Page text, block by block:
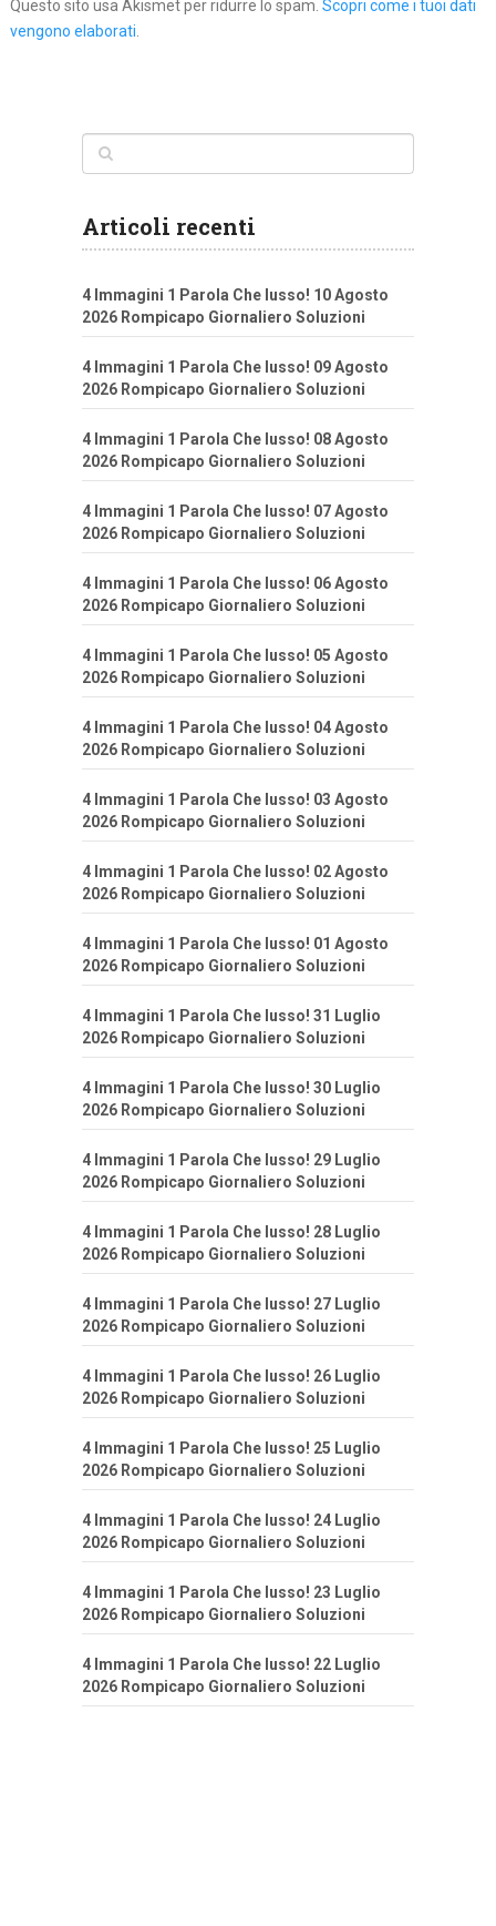
Questo sito usa Akismet per ridurre lo spam. Scopri come i tuoi dati
vengono elaborati
Articoli recenti
4 Immagini 1 Parola Che lusso! 10 Agosto
2026 Rompicapo Giornaliero Soluzioni
4 Immagini 1 Parola Che lusso! 09 Agosto
2026 Rompicapo Giornaliero Soluzioni
4 Immagini 1 Parola Che lusso! 08 Agosto
2026 Rompicapo Giornaliero Soluzioni
4 Immagini 1 Parola Che lusso! 07 Agosto
2026 Rompicapo Giornaliero Soluzioni
4 Immagini 1 Parola Che lusso! 06 Agosto
2026 Rompicapo Giornaliero Soluzioni
4 Immagini 1 Parola Che lusso! 05 Agosto
2026 Rompicapo Giornaliero Soluzioni
4 Immagini 1 Parola Che lusso! 04 Agosto
2026 Rompicapo Giornaliero Soluzioni
4 Immagini 1 Parola Che lusso! 03 Agosto
2026 Rompicapo Giornaliero Soluzioni
4 Immagini 1 Parola Che lusso! 02 Agosto
2026 Rompicapo Giornaliero Soluzioni
4 Immagini 1 Parola Che lusso! 01 Agosto
2026 Rompicapo Giornaliero Soluzioni
4 Immagini 1 Parola Che lusso! 31 Luglio
2026 Rompicapo Giornaliero Soluzioni
4 Immagini 1 Parola Che lusso! 30 Luglio
2026 Rompicapo Giornaliero Soluzioni
4 Immagini 1 Parola Che lusso! 29 Luglio
2026 Rompicapo Giornaliero Soluzioni
4 Immagini 1 Parola Che lusso! 28 Luglio
2026 Rompicapo Giornaliero Soluzioni
4 Immagini 1 Parola Che lusso! 27 Luglio
2026 Rompicapo Giornaliero Soluzioni
4 Immagini 1 Parola Che lusso! 26 Luglio
2026 Rompicapo Giornaliero Soluzioni
4 Immagini 1 Parola Che lusso! 25 Luglio
2026 Rompicapo Giornaliero Soluzioni
4 Immagini 1 Parola Che lusso! 24 Luglio
2026 Rompicapo Giornaliero Soluzioni
4 Immagini 1 Parola Che lusso! 23 Luglio
2026 Rompicapo Giornaliero Soluzioni
4 Immagini 1 Parola Che lusso! 22 Luglio
2026 Rompicapo Giornaliero Soluzioni